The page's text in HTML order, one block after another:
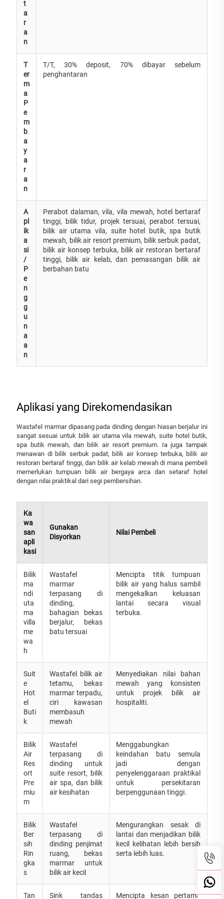
t
a
r
a
n
T
er
m
a
P
e
m
b
a
y
a
r
a
n
T/T, 30% deposit, 70% dibayar sebelum
penghantaran
A
pl
ik
a
si
/
P
e
n
g
g
u
n
a
a
n
Perabot dalaman, vila, vila mewah, hotel bertaraf
tinggi, bilik tidur, projek tersuai, perabot tersuai,
bilik air utama vila, suite hotel butik, spa butik
mewah, bilik air resort premium, bilik serbuk padat,
bilik air konsep terbuka, bilik air restoran bertaraf
tinggi, bilik air kelab, dan pemasangan bilik air
berbahan batu
Aplikasi yang Direkomendasikan
Wastafel marmar dipasang pada dinding dengan hiasan berjalur ini
sangat sesuai untuk bilik air utama vila mewah, suite hotel butik,
spa butik mewah, dan bilik air resort premium. Ia juga tampak
menawan di bilik serbuk padat, bilik air konsep terbuka, bilik air
restoran bertaraf tinggi, dan bilik air kelab mewah di mana pembeli
memerlukan tumpuan bilik air bergaya arca dan setaraf hotel
dengan nilai praktikal dari segi pembersihan.
Ka
wa
san
apli
kasi
Gunakan
Disyorkan
Nilai Pembeli
Bilik
ma
ndi
uta
ma
villa
me
wa
h
Wastafel
marmar
terpasang di
dinding,
bahagian bekas
berjalur, bekas
batu tersuai
Mencipta titik tumpuan
bilik air yang halus sambil
mengekalkan keluasan
lantai secara visual
terbuka.
Suit
e
Hot
el
Buti
k
Wastafel bilik air
tetamu, bekas
marmar terpadu,
ciri kawasan
membasuh
mewah
Menyediakan nilai bahan
mewah yang konsisten
untuk projek bilik air
hospitaliti.
Bilik
Air
Res
ort
Pre
miu
m
Wastafel
terpasang di
dinding untuk
suite resort, bilik
air spa, dan bilik
air kesihatan
Menggabungkan
keindahan batu semula
jadi dengan
penyelenggaraan praktikal
untuk persekitaran
berpenggunaan tinggi.
Bilik
Ber
sih
Rin
gka
s
Wastafel
terpasang di
dinding penjimat
ruang, bekas
marmar untuk
bilik air kecil
Mengurangkan sesak di
lantai dan menjadikan bilik
kecil kelihatan lebih bersih
serta lebih luas.
Tan Sink tandas Mencipta kesan pertama